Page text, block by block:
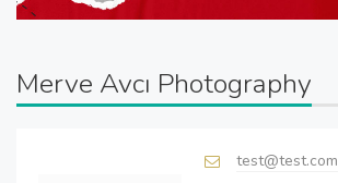
Merve Avcı Photography
test@test.com